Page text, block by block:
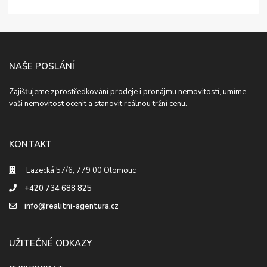
NAŠE POSLÁNÍ
Zajišťujeme zprostředkování prodeje i pronájmu nemovitostí, umíme
vaši nemovitost ocenit a stanovit reálnou tržní cenu.
KONTAKT
Lazecká 57/6, 779 00 Olomouc
+420 734 688 825
info@realitni-agentura.cz
UŽITEČNÉ ODKAZY